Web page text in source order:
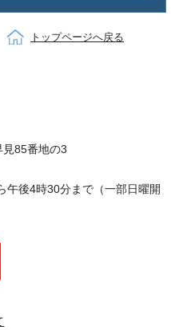
トップページへ戻る
85番地の3
午後4時30分まで（一部日曜開